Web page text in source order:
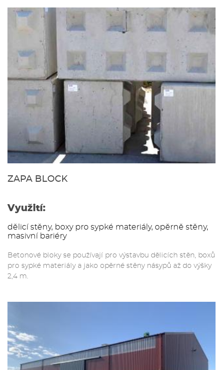
ZAPA BLOCK
Využití:
dělicí stěny, boxy pro sypké materiály, opěrně stěny,
masivní bariéry
Betonové bloky se používají pro výstavbu dělicích stěn, boxů
pro sypké materiály a jako opěrné stěny násypů až do výšky
2,4 m.